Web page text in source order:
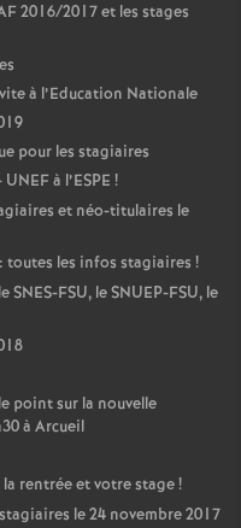
2016/2017 et les stages
à l’Education Nationale
pour les stagiaires
UNEFà l’ESPE !
et néo-titulaires le
les infos stagiaires !
SNES-FSU, leSNUEP-FSU, le
point sur la nouvelle
à Arcueil
rentrée et votre stage!
le 24 novembre 2017